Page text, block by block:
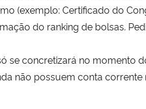
(exemplo: Certificado do
do ranking de bolsas.
se concretizará no momento
não possuem conta